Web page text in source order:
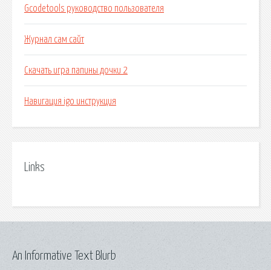
Gcodetools руководство пользователя
Журнал сам сайт
Скачать игра папины дочки 2
Навигация igo инструкция
Links
An Informative Text Blurb